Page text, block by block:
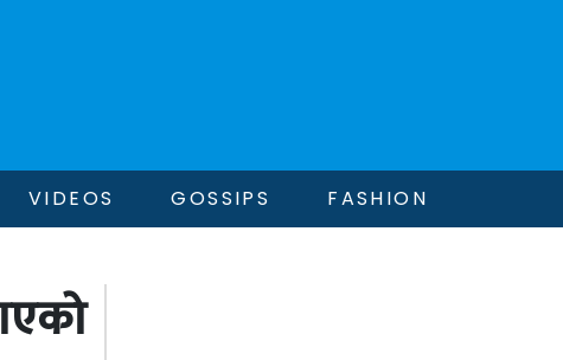
VIDEOS GOSSIPS FASHION